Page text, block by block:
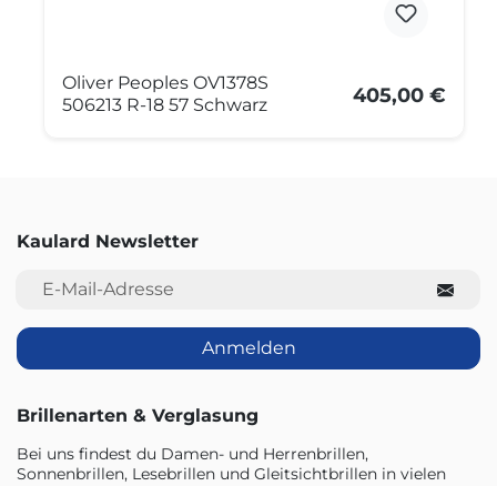
Oliver Peoples OV1378S
506213 R-18 57 Schwarz
405,00 €
Kaulard Newsletter
E-Mail-Adresse
Anmelden
Brillenarten & Verglasung
Bei uns findest du Damen- und Herrenbrillen,
Sonnenbrillen, Lesebrillen und Gleitsichtbrillen in vielen